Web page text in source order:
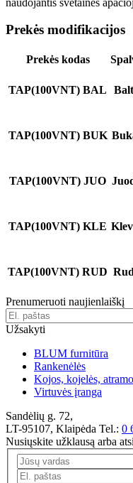
Prekės modifikacijos
Prekės kodas
TAP(100VNT) BAL
TAP(100VNT) BUK
TAP(100VNT) JUO
TAP(100VNT) KLE
TAP(100VNT) RUD
Prenumeruoti naujienlaiškį
Užsakyti
BLUM furnitūra
Rankenėlės
Kojos, kojelės,
Virtuvės įranga
Sandėlių g. 72,
LT-95107, Klaipėda Tel.: 0
Nusiųskite užklausą arba